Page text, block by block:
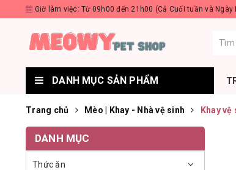
Giờ làm việc: Từ 09h00 đến 21h00 (Cả Cuối tuần và Ngày
DANH MỤC SẢN PHẨM
Trang chủ Mèo | Khay - Nhà vệ sinh Khay
DANH MỤC
Thức ăn